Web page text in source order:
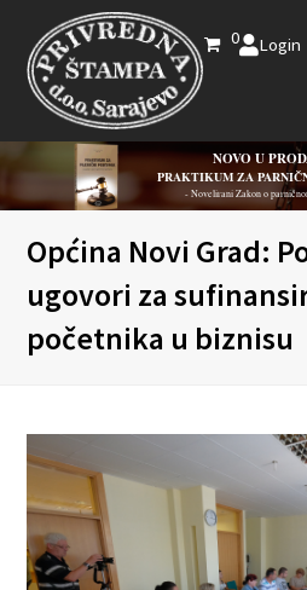
0 Login
NOVO U
PRAKTIKUM ZA
- Novelirani Zakon o
Općina Novi Grad:
ugovori za
početnika u biznisu